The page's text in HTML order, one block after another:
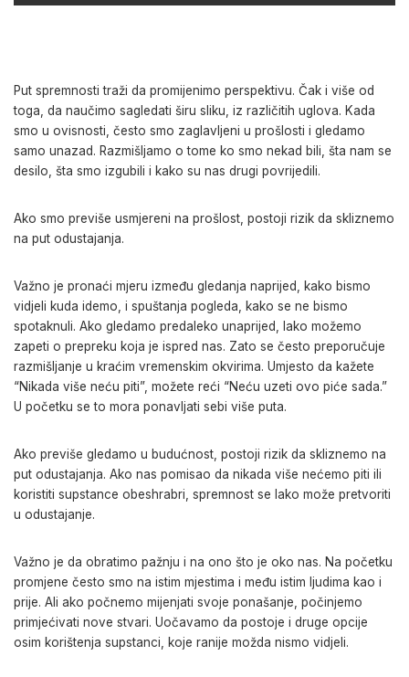
Put spremnosti traži da promijenimo perspektivu. Čak i više od
toga, da naučimo sagledati širu sliku, iz različitih uglova. Kada
smo u ovisnosti, često smo zaglavljeni u prošlosti i gledamo
samo unazad. Razmišljamo o tome ko smo nekad bili, šta nam se
desilo, šta smo izgubili i kako su nas drugi povrijedili.
Ako smo previše usmjereni na prošlost, postoji rizik da skliznemo
na put odustajanja.
Važno je pronaći mjeru između gledanja naprijed, kako bismo
vidjeli kuda idemo, i spuštanja pogleda, kako se ne bismo
spotaknuli. Ako gledamo predaleko unaprijed, lako možemo
zapeti o prepreku koja je ispred nas. Zato se često preporučuje
razmišljanje u kraćim vremenskim okvirima. Umjesto da kažete
“Nikada više neću piti”, možete reći “Neću uzeti ovo piće sada.”
U početku se to mora ponavljati sebi više puta.
Ako previše gledamo u budućnost, postoji rizik da skliznemo na
put odustajanja. Ako nas pomisao da nikada više nećemo piti ili
koristiti supstance obeshrabri, spremnost se lako može pretvoriti
u odustajanje.
Važno je da obratimo pažnju i na ono što je oko nas. Na početku
promjene često smo na istim mjestima i među istim ljudima kao i
prije. Ali ako počnemo mijenjati svoje ponašanje, počinjemo
primjećivati nove stvari. Uočavamo da postoje i druge opcije
osim korištenja supstanci, koje ranije možda nismo vidjeli.